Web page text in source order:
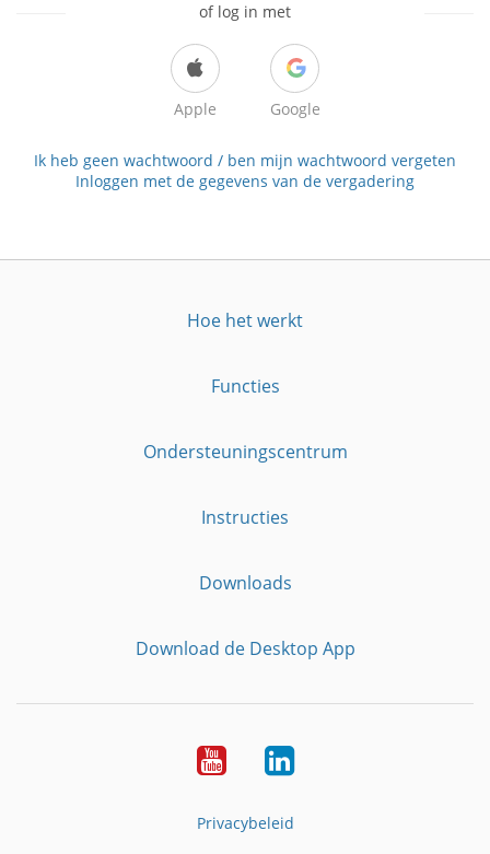
of log in met
Apple Google
Ik heb geen wachtwoord / ben mijn wachtwoord vergeten
Inloggen met de gegevens van de vergadering
Hoe het werkt
Functies
Ondersteuningscentrum
Instructies
Downloads
Download de Desktop App
YouTubeLinkedIn
Privacybeleid